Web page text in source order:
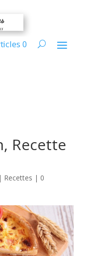
0
Recette
| Recettes | 0